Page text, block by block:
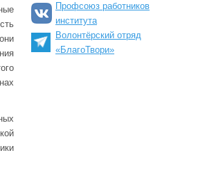
Профсоюз работников
института
Волонтёрский отряд
«БлагоТвори»